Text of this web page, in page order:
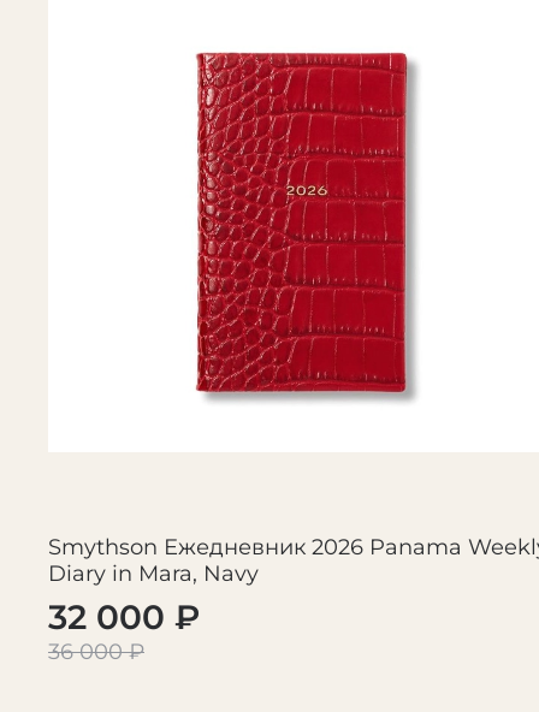
Smythson Ежедневник 2026 Panama
Diary in Mara, Navy
32 000 ₽
36 000 ₽